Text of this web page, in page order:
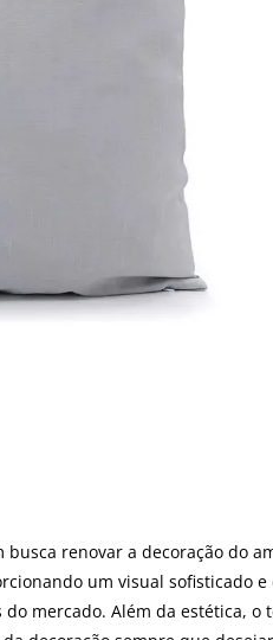
renovar a decoração do
um visual sofisticado
mercado. Além da estética,